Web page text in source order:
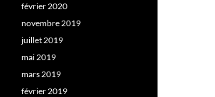
février 2020
novembre 2019
juillet 2019
mai 2019
mars 2019
février 2019